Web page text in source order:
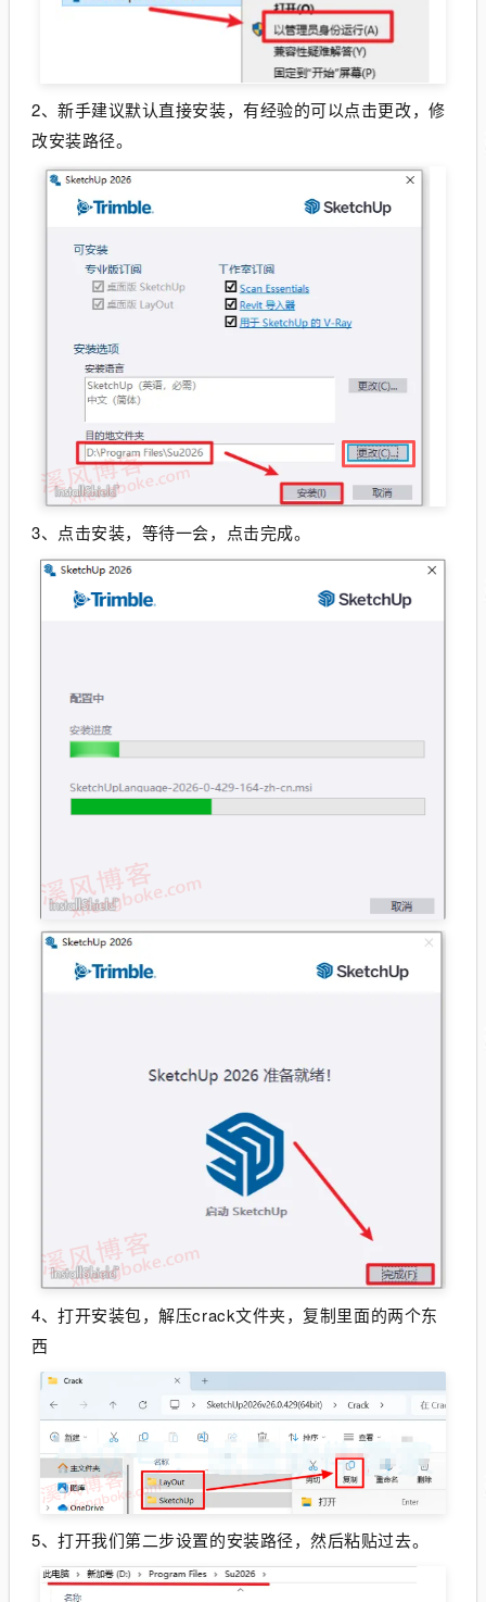
2、新手建议默认直接安装，有经验的可以点击更改，修
改安装路径。
3、点击安装，等待一会，点击完成。
4、打开安装包，解压crack文件夹，复制里面的两个东
西
5、打开我们第二步设置的安装路径，然后粘贴过去。